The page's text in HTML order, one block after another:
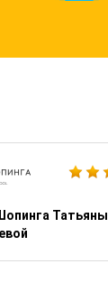
Татьяны